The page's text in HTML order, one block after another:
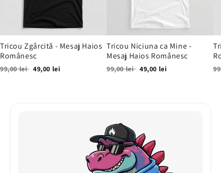
Tricou Zgârcită - Mesaj Haios
Românesc
99,00 lei 49,00 lei
Tricou Niciuna ca Mine -
Mesaj Haios Românesc
99,00 lei 49,00 lei